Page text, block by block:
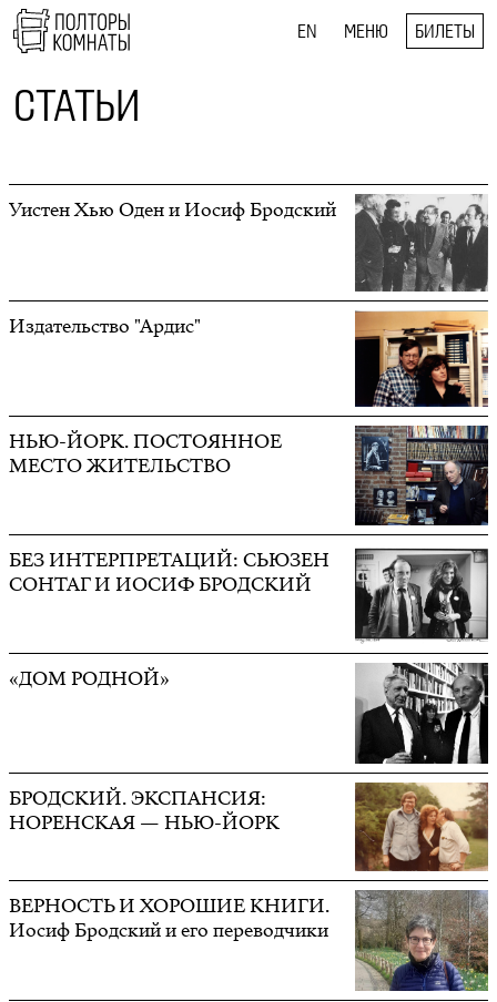
EN МЕНЮ БИЛЕТЫ
СТАТЬИ
Уистен Хью Оден и Иосиф Бродский
Издательство "Ардис"
НЬЮ-ЙОРК. ПОСТОЯННОЕ
МЕСТО ЖИТЕЛЬСТВО
БЕЗ ИНТЕРПРЕТАЦИЙ: СЬЮЗЕН
СОНТАГ И ИОСИФ БРОДСКИЙ
«ДОМ РОДНОЙ»
БРОДСКИЙ. ЭКСПАНСИЯ:
НОРЕНСКАЯ — НЬЮ-ЙОРК
ВЕРНОСТЬ И ХОРОШИЕ КНИГИ.
Иосиф Бродский и его переводчики